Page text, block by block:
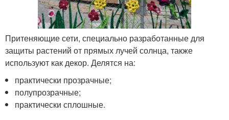
Притеняющие сети, специально разработанные для
защиты растений от прямых лучей солнца, также
используют как декор. Делятся на:
практически прозрачные;
полупрозрачные;
практически сплошные.